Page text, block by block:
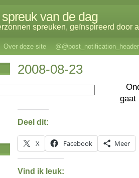
van de dag
spreuken, geïnspireerd door
Over deze site @@post_notification_header
2008-08-23
Deel dit:
X Facebook Meer
Vind ik leuk: